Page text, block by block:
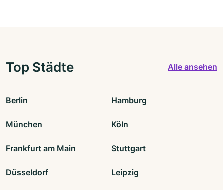
Top Städte Alle ansehen
Berlin Hamburg
München Köln
Frankfurt am Main Stuttgart
Düsseldorf Leipzig